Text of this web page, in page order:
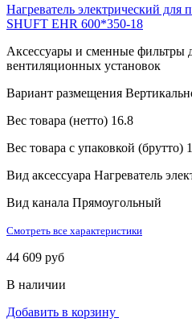
Нагреватель электрический для
SHUFT EHR 600*350-18
Аксессуары и сменные фильтры
вентиляционных установок
Вариант размещения
Вес товара (нетто) 16.8
Вес товара с упаковкой (брутто)
Вид аксессуара Нагреватель
Вид канала Прямоугольный
Смотреть все характеристики
44 609 руб
В наличии
Добавить в корзину